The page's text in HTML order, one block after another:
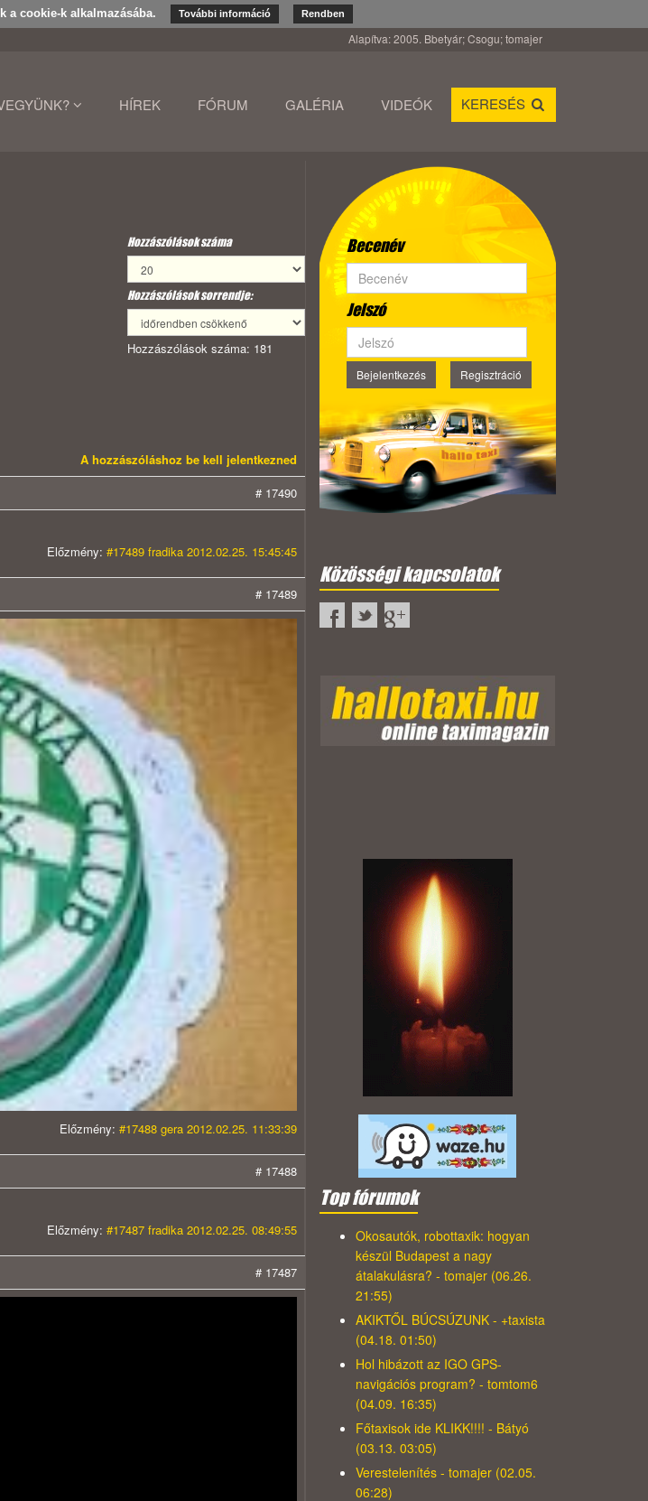
a cookie-k alkalmazásába. További információ Rendben
Alapítva: 2005. Bbetyár; Csogu; tomajer
HÍREK FÓRUM GALÉRIA VIDEÓK KERESÉS
Hozzászólások száma
Hozzászólások sorrendje:
Hozzászólások száma: 181
A hozzászóláshoz be kell jelentkezned
# 17490
Előzmény: #17489 fradika 2012.02.25. 15:45:45
# 17489
Előzmény: #17488 gera 2012.02.25. 11:33:39
# 17488
Előzmény: #17487 fradika 2012.02.25. 08:49:55
# 17487
Becenév
Jelszó
Bejelentkezés Regisztráció
Közösségi kapcsolatok
Top fórumok
Okosautók, robottaxik: hogyan
készül Budapest a nagy
átalakulásra? - tomajer (06.26.
21:55)
AKIKTŐL BÚCSÚZUNK - +taxista
(04.18. 01:50)
Hol hibázott az IGO GPS-
navigációs program? - tomtom6
(04.09. 16:35)
Főtaxisok ide KLIKK!!!! - Bátyó
(03.13. 03:05)
Verestelenítés - tomajer (02.05.
06:28)